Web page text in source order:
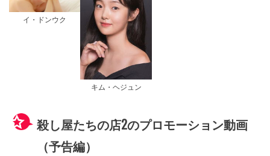
イ・ドンウク
キム・ヘジュン
殺し屋たちの店2のプロモーション動画
（予告編）